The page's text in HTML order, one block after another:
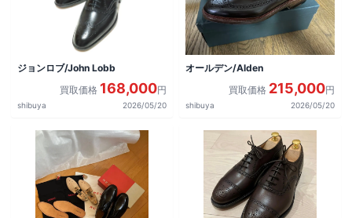
ジョンロブ/John Lobb
買取価格 168,000円
shibuya 2026/05/20
オールデン/Alden
買取価格 215,000円
shibuya 2026/05/20